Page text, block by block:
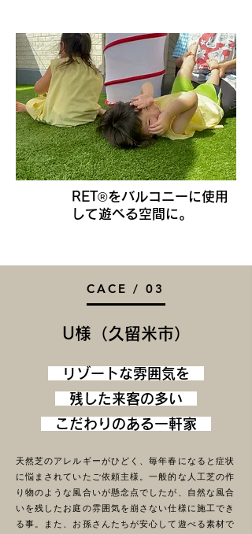
RET®をバルコニーに使用
して遊べる空間に。
CACE / 03
​U様（久留米市）
リゾートな雰囲気を
残した来客の多い
こだわりのある一軒家
天然芝のアレルギーがひどく、毎年春になると症状
に悩まされていたご依頼主様。一般的な人工芝の作
り物のような風合いが懸念点でしたが、自然な風合
いを残したお庭の雰囲気を崩さない仕様に施工でき
る事。また、お孫さんたちが安心して遊べる素材で